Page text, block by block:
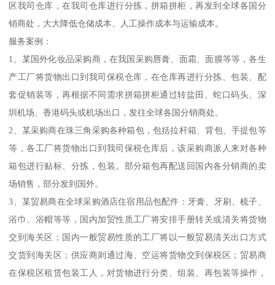
区我司仓库，在我司仓库进行分拣，拼箱拼柜，再发到全球各国分
销商处，大大降低仓储成本、人工操作成本与运输成本。
服务案例：
1、某国外化妆品采购商，在我国采购唇膏、面霜、面膜等等，各生
产工厂将货物出口到我司保税仓库，在仓库再进行分拣、包装、配
套促销装等，再根据不同需求拼箱拼柜通过转盐田、蛇口码头、深
圳机场、香港码头或机场出口，发往全球各国分销商处。
2、某采购商在珠三角采购各种箱包，包括拉杆箱、背包、手提包等
等，各工厂将货物出口到我司保税仓库后，该采购商派人来对各种
箱包进行贴标、分拣，包装。部分箱包再配送回国内各分销商的卖
场销售，部分发到国外。
3、某贸易商在全球采购酒店住宿用品包配件：牙膏、牙刷、梳子、
浴巾、浴帽等等，国内加贸性质工厂将安排手册转关或清关将货物
交到海关区；国内一般贸易性质的工厂将以一般贸易清关出口方式
交货到海关区；供应商则通过海、空运将货物交到保税区；贸易商
在保税区租赁包装工人，对货物进行分类、组装、再包装等操作，